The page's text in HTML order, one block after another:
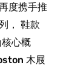
度携手推
， 鞋款
心概
木屐